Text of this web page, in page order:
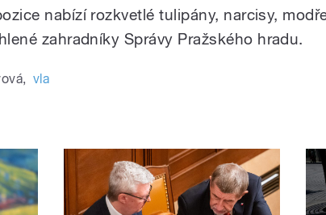
nabízí rozkvetlé tulipány, narcisy,
zahradníky Správy Pražského hradu.
, vla